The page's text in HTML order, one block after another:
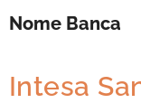
Nome Banca
Intesa